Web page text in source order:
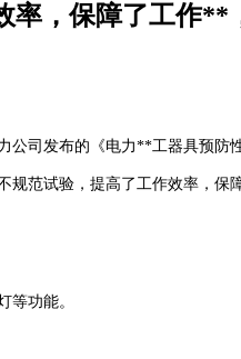
，保障了工作
司发布的《电力**工器具预防性试
试验，提高了工作效率，保
能。